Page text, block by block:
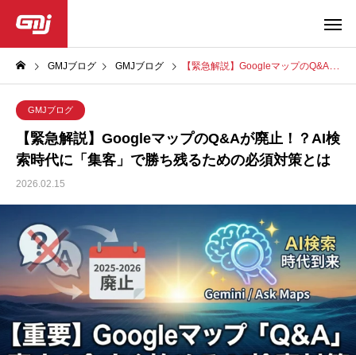
GMJブログ GMJブログ 【緊急解説】GoogleマップのQ&Aが廃止！？AI検索時代に「集客」で勝ち残るための必須対策とは
GMJブログ
【緊急解説】GoogleマップのQ&Aが廃止！？AI検
索時代に「集客」で勝ち残るための必須対策とは
2026.02.15